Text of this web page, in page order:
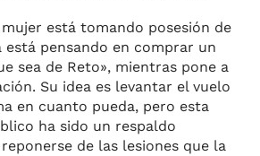
está tomando posesión de
está pensando en comprar un
sea de Reto», mientras pone a
Su idea es levantar el vuelo
en cuanto pueda, pero esta
ha sido un respaldo
de las lesiones que la